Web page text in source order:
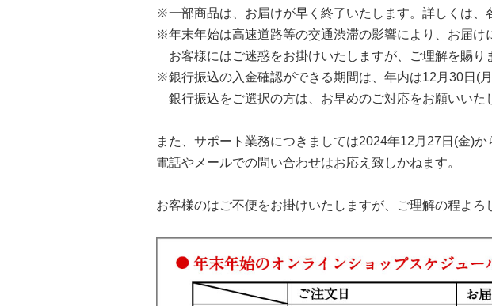
※一部商品は、お届けが早く終了いたします。詳しくは、
※年末年始は高速道路等の交通渋滞の影響により、お届け
お客様にはご迷惑をお掛けいたしますが、ご理解を賜り
※銀行振込の入金確認ができる期間は、年内は12月30日(
銀行振込をご選択の方は、お早めのご対応をお願いいた
また、サポート業務につきましては2024年12月27日(金)か
電話やメールでの問い合わせはお応え致しかねます。
お客様のはご不便をお掛けいたしますが、ご理解の程よろ